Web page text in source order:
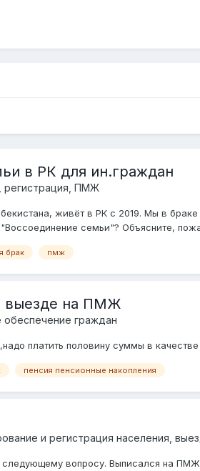
в РК для ин.граждан
регистрация, ПМЖ
живёт в РК с 2019. Мы в
семьи"? Объясните,
брак пмж
выезде на ПМЖ
обеспечение граждан
платить половину суммы в
пенсия пенсионные накопления
и регистрация населения,
вопросу. Выписался на